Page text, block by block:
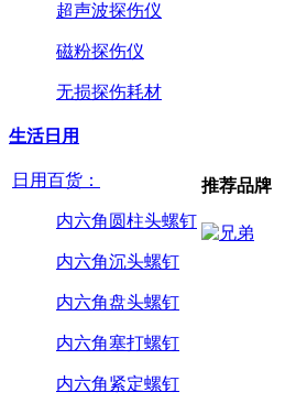
超声波探伤仪
磁粉探伤仪
无损探伤耗材
生活日用
日用百货：
内六角圆柱头螺钉
内六角沉头螺钉
内六角盘头螺钉
内六角塞打螺钉
内六角紧定螺钉
推荐品牌